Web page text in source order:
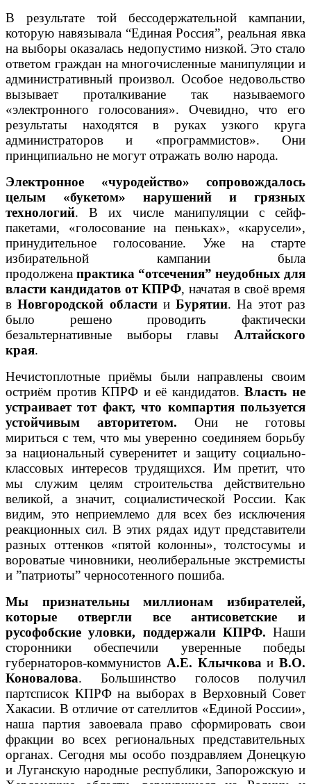
В результате той бессодержательной кампании,
которую навязывала “Единая Россия”, реальная явка
на выборы оказалась недопустимо низкой. Это стало
ответом граждан на многочисленные манипуляции и
административный произвол. Особое недовольство
вызывает проталкивание так называемого
«электронного голосования». Очевидно, что его
результаты находятся в руках узкого круга
администраторов и «программистов». Они
принципиально не могут отражать волю народа.
Электронное «чуродейство» сопровождалось
целым «букетом» нарушений и грязных
технологий. В их числе манипуляции с сейф-
пакетами, «голосование на пеньках», «карусели»,
принудительное голосование. Уже на старте
избирательной кампании была
продолжена практика “отсечения” неудобных для
власти кандидатов от КПРФ, начатая в своё время
вНовгородской областииБурятии. На этот раз
было решено проводить фактически
безальтернативные выборы главы Алтайского
края.
Нечистоплотные приёмы были направлены своим
остриём против КПРФ и её кандидатов.Власть не
устраивает тот факт, что компартия пользуется
устойчивым авторитетом. Они не готовы
мириться с тем, что мы уверенно соединяем борьбу
за национальный суверенитет и защиту социально-
классовых интересов трудящихся. Им претит, что
мы служим целям строительства действительно
великой, а значит, социалистической России. Как
видим, это неприемлемо для всех без исключения
реакционных сил. В этих рядах идут представители
разных оттенков «пятой колонны», толстосумы и
вороватые чиновники, неолиберальные экстремисты
и ”патриоты” черносотенного пошиба.
Мы признательны миллионам избирателей,
которые отвергли все антисоветские и
русофобские уловки, поддержали КПРФ. Наши
сторонники обеспечили уверенные победы
губернаторов-коммунистов А.Е. Клычковаи В.О.
Коновалова. Большинство голосов получил
партсписок КПРФ на выборах в Верховный Совет
Хакасии. В отличие от сателлитов «Единой России»,
наша партия завоевала право сформировать свои
фракции во всех региональных представительных
органах. Сегодня мы особо поздравляем Донецкую
и Луганскую народные республики, Запорожскую и